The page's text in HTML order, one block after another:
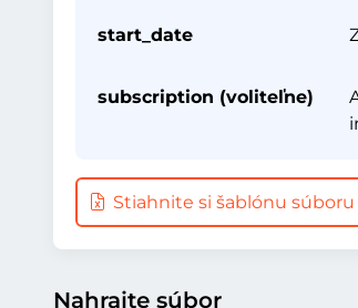
start_date
subscription (voliteľne)
Stiahnite si šablónu súboru
Nahrajte súbor